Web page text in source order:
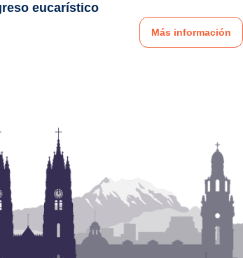
eucarístico
Más información